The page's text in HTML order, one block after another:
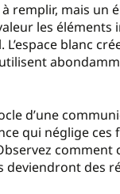
à remplir, mais
les
blanc
d’une
qui néglige
deviendront des